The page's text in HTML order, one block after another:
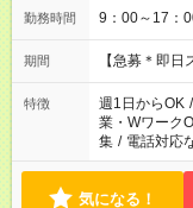
勤務時間 9：00～17：
期間 【急募＊即
特徴 週1日からOK /
業・Wワーク
集 / 電話対応
気になる！